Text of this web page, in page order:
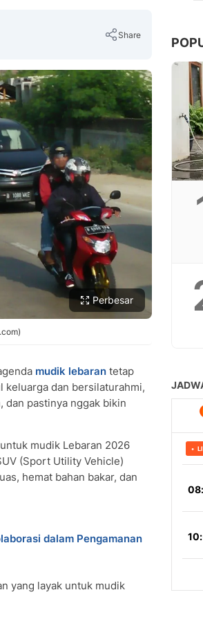
Share
Copy Link
Perbesar
mudik lebaran tetap
keluarga dan bersilaturahmi,
dan pastinya nggak bikin
mudik Lebaran 2026
(Sport Utility Vehicle)
hemat bahan bakar, dan
dalam Pengamanan
yang layak untuk mudik